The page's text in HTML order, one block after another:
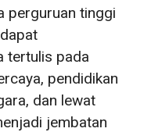
perguruan tinggi
tertulis pada
pendidikan
dan lewat
jembatan